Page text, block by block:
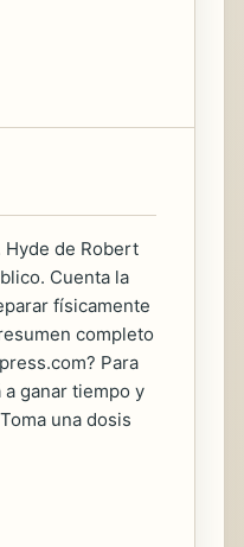
Hyde de Robert
Cuenta la
físicamente
completo
Para
ganar tiempo y
una dosis